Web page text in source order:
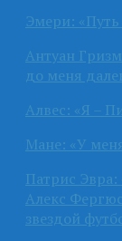
Эмери:
Антуан
до меня
Алвес: «Я –
Мане: «У
Патрис
Алекс
звездой